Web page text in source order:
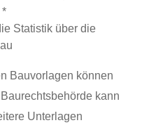
*
Statistik über die
Bauvorlagen können
kann
Unterlagen